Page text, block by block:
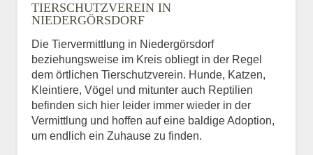
TIERSCHUTZVEREIN IN
NIEDERGÖRSDORF
Die Tiervermittlung in Niedergörsdorf
beziehungsweise im Kreis obliegt in der Regel
dem örtlichen Tierschutzverein. Hunde, Katzen,
Kleintiere, Vögel und mitunter auch Reptilien
befinden sich hier leider immer wieder in der
Vermittlung und hoffen auf eine baldige Adoption,
um endlich ein Zuhause zu finden.